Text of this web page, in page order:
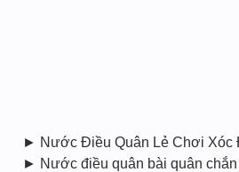
► Nước Điều Quân Lẻ Chơi Xóc
► Nước điều quân bài quân